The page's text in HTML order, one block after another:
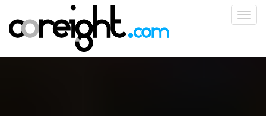
contenu
principal